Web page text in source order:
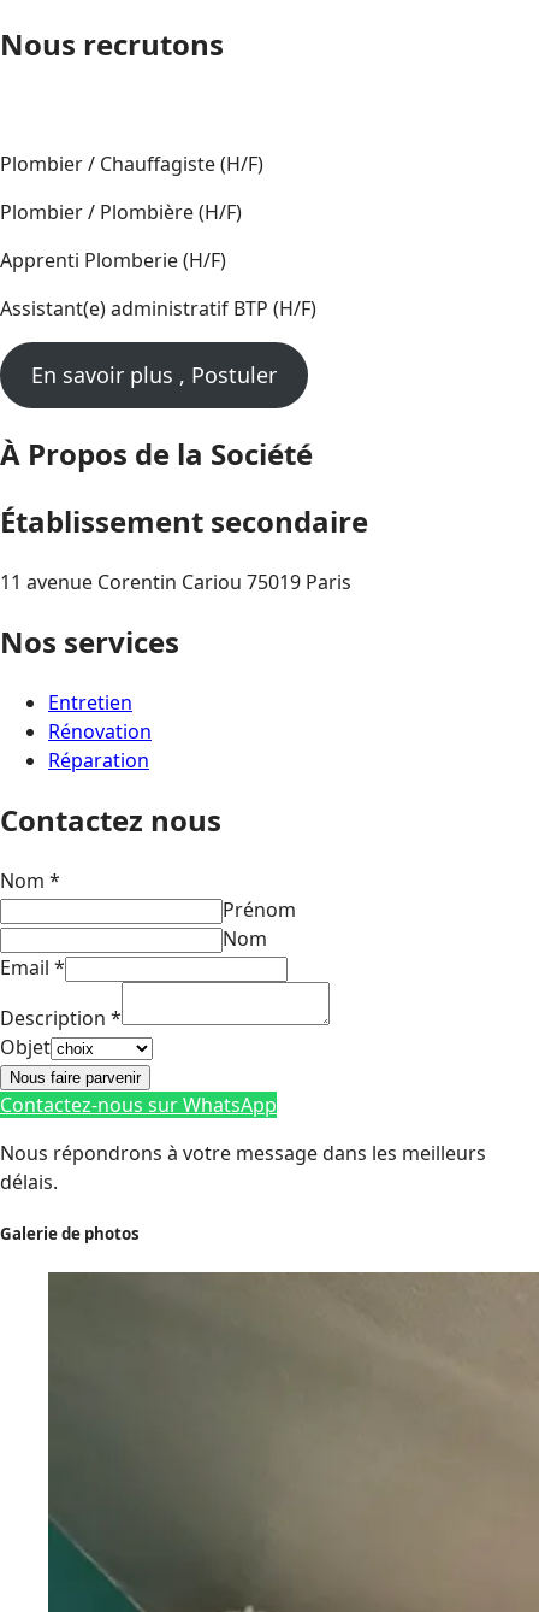
Nous recrutons
Plombier / Chauffagiste (H/F)
Plombier / Plombière (H/F)
Apprenti Plomberie (H/F)
Assistant(e) administratif BTP (H/F)
En savoir plus , Postuler
À Propos de la Société
Établissement secondaire
11 avenue Corentin Cariou 75019 Paris
Nos services
Entretien
Rénovation
Réparation
Contactez nous
Nom *
Prénom
Nom
Email *
Description *
Objet
Nous faire parvenir
Contactez-nous sur WhatsApp
Nous répondrons à votre message dans les meilleurs
délais.
Galerie de photos